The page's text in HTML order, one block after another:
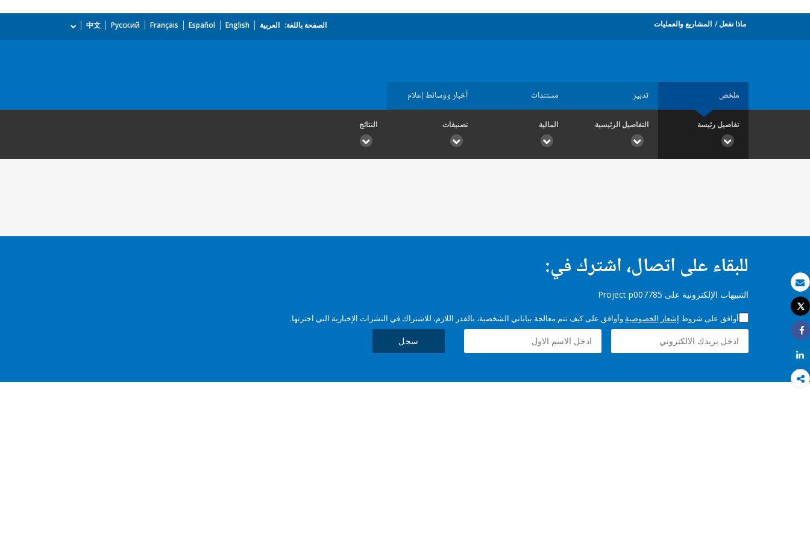
بريد الكتروني
طباعة
Tweet
Share
Share
ماذا نفعل المشاريع والعمليات الصفحة باللغة: العربية English
Español
Français
Русский
中文
ملخص تدبير مستندات أخبار ووسائط إعلام
تفاصيل رئيسة التفاصيل الرئيسية المالية تصنيفات النتائج
للبقاء على اتصال، اشترك في:
التنبيهات الإلكترونية على Project p007785
أوافق على شروط إشعار الخصوصية وأوافق على كيف تتم معالجة بياناتي الشخصية، بالقدر اللازم، للاشتراك في النشرات الإخبارية التي اخترتها.
سجل